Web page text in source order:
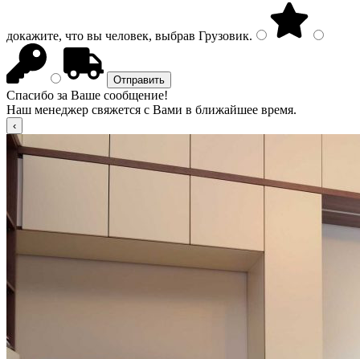
докажите, что вы человек, выбрав Грузовик.
Спасибо за Ваше сообщение!
Наш менеджер свяжется с Вами в ближайшее время.